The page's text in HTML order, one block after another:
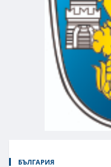
БЪЛГАРИЯ